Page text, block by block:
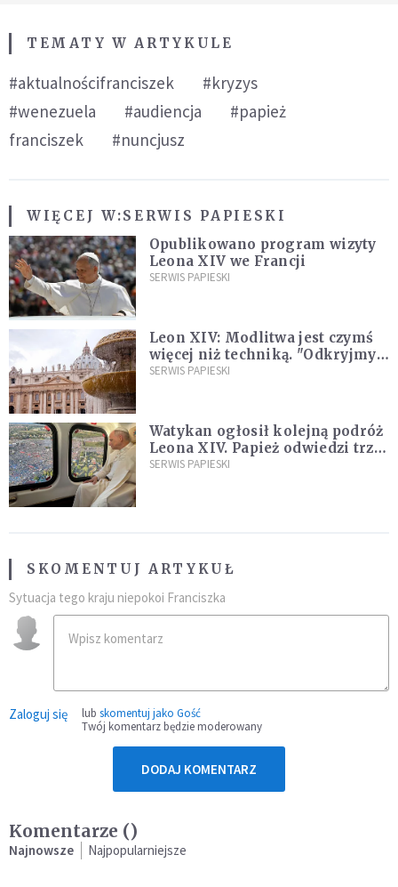
TEMATY W ARTYKULE
#aktualnościfranciszek
#kryzys
#wenezuela
#audiencja
#papież
franciszek
#nuncjusz
WIĘCEJ W:SERWIS PAPIESKI
Opublikowano program wizyty
Leona XIV we Francji
SERWIS PAPIESKI
Leon XIV: Modlitwa jest czymś
więcej niż techniką. "Odkryjmy
ją na nowo"
SERWIS PAPIESKI
Watykan ogłosił kolejną podróż
Leona XIV. Papież odwiedzi trzy
kraje Ameryki Południowej
SERWIS PAPIESKI
SKOMENTUJ ARTYKUŁ
Sytuacja tego kraju niepokoi Franciszka
Zaloguj się lub skomentuj jako Gość
Twój komentarz będzie moderowany
DODAJ KOMENTARZ
Komentarze ()
Najnowsze Najpopularniejsze